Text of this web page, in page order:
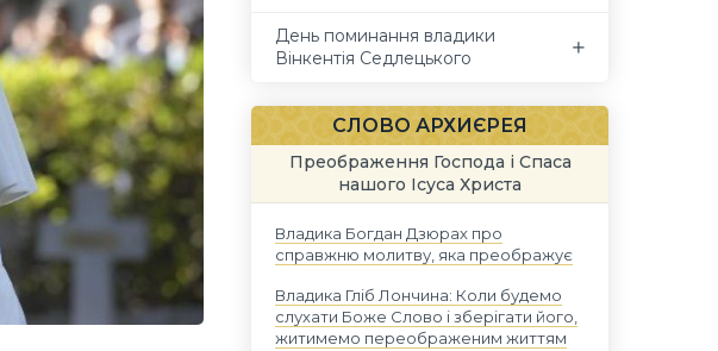
День поминання владики
Вінкентія Седлецького
СЛОВО АРХИЄРЕЯ
Преображення Господа і Спаса
нашого Ісуса Христа
Владика Богдан Дзюрах про
справжню молитву, яка преображує
Владика Гліб Лончина: Коли будемо
слухати Боже Слово і зберігати його,
житимемо переображеним життям